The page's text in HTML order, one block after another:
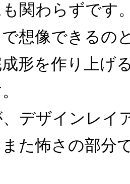
関わらずです。
想像できるの
形を作り上げ
デザインレイ
た怖さの部分